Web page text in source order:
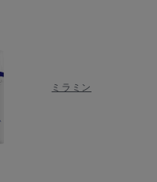
ミラミン